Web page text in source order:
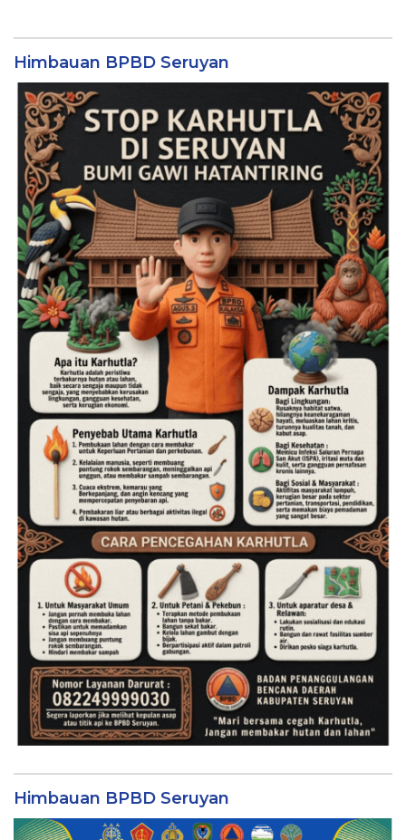
Himbauan BPBD Seruyan
Himbauan BPBD Seruyan